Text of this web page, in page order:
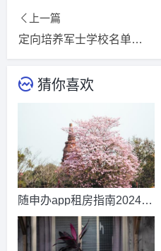
上一篇
定向培养军士学校名单2024(完整名单)知识解答
猜你喜欢
随申办app租房指南202420
24今日/推荐